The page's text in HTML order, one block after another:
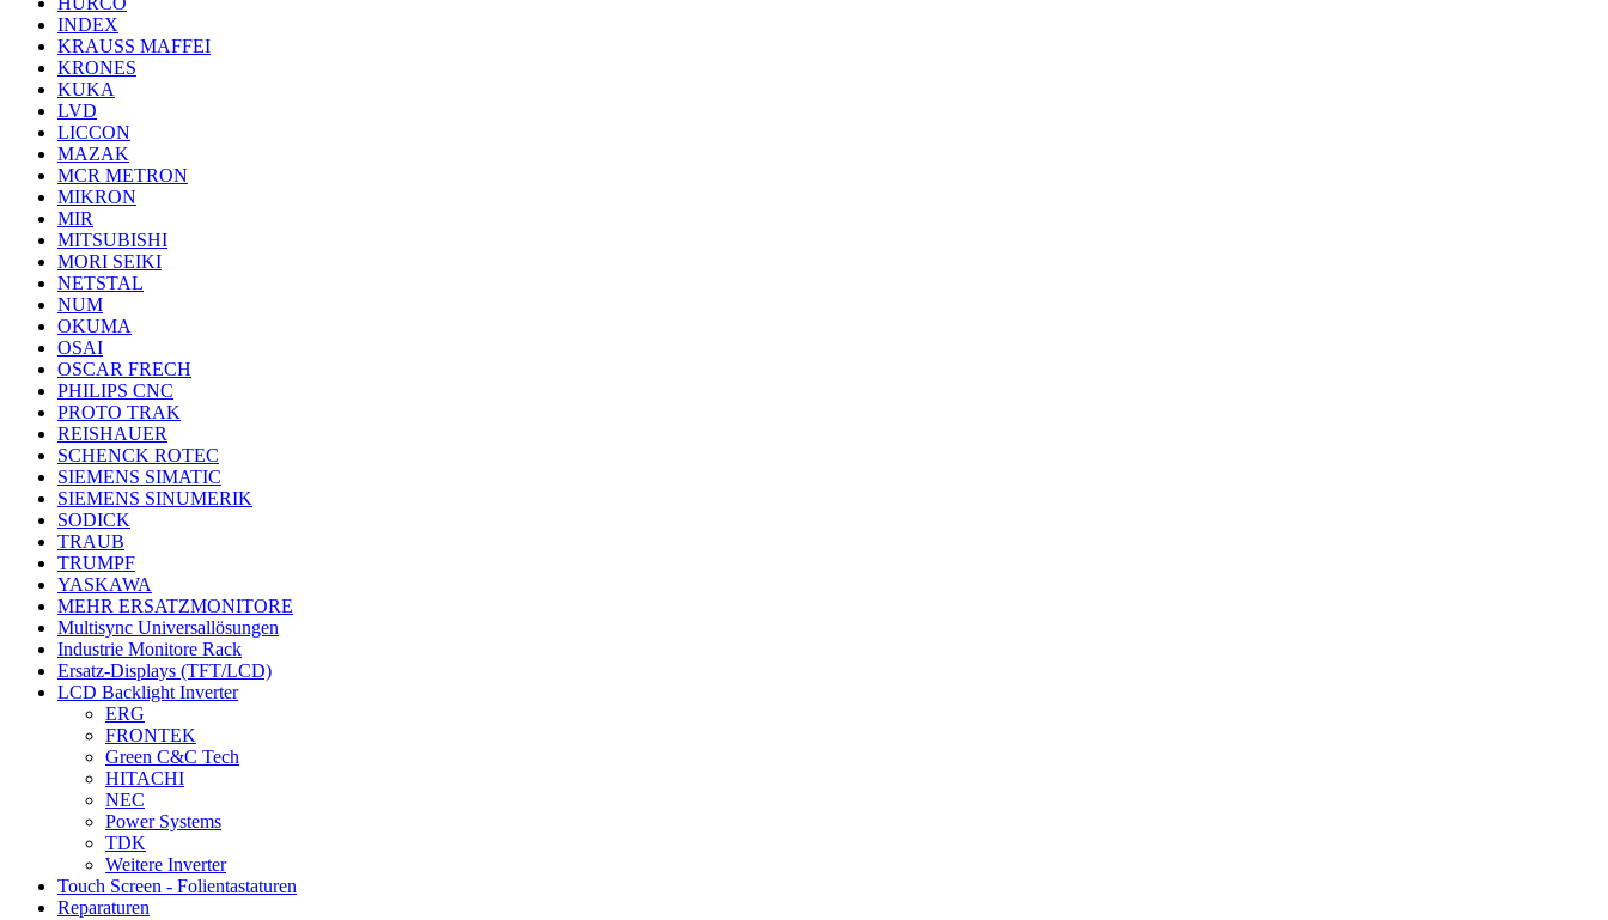
INDEX
KRAUSS MAFFEI
KRONES
KUKA
LVD
LICCON
MAZAK
MCR METRON
MIKRON
MIR
MITSUBISHI
MORI SEIKI
NETSTAL
NUM
OKUMA
OSAI
OSCAR FRECH
PHILIPS CNC
PROTO TRAK
REISHAUER
SCHENCK ROTEC
SIEMENS SIMATIC
SIEMENS SINUMERIK
SODICK
TRAUB
TRUMPF
YASKAWA
MEHR ERSATZMONITORE
Multisync Universallösungen
Industrie Monitore Rack
Ersatz-Displays (TFT/LCD)
LCD Backlight Inverter
ERG
FRONTEK
Green C&C Tech
HITACHI
NEC
Power Systems
TDK
Weitere Inverter
Touch Screen - Folientastaturen
Reparaturen